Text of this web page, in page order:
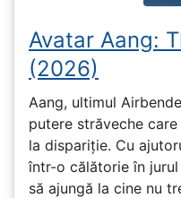
Avatar Aang:
(2026)
Aang, ultimul
putere străveche
la dispariție. Cu
într-o călătorie în
să ajungă la cine nu